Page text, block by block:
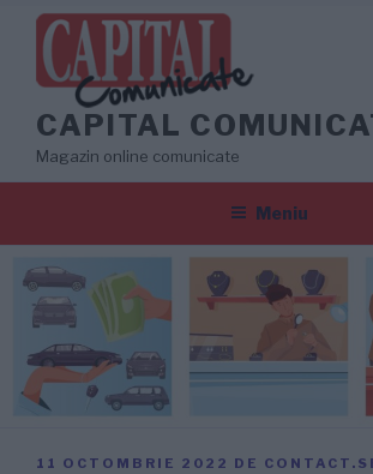
conținut
CAPITAL
Magazin online comunicate
Meniu
PUBLICAT
11 OCTOMBRIE 2022 DE